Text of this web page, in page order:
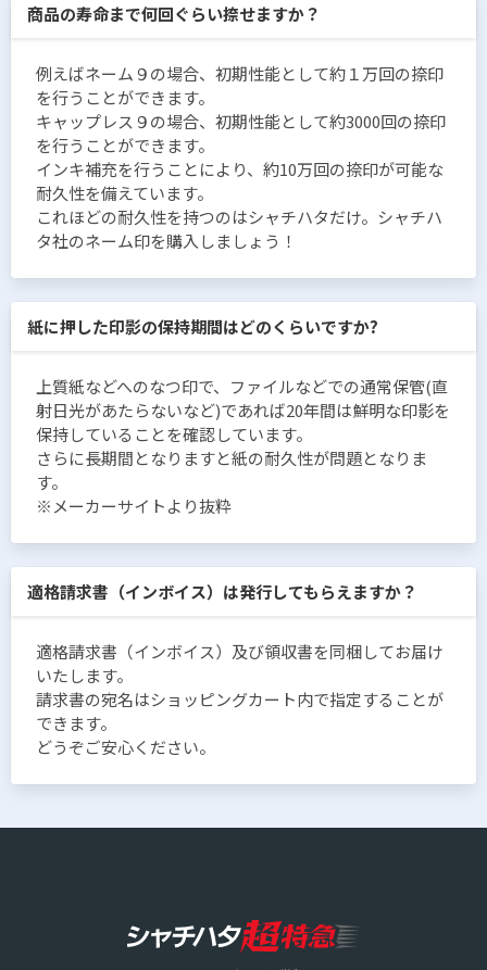
商品の寿命まで何回ぐらい捺せますか？
例えばネーム９の場合、初期性能として約１万回の捺印
を行うことができます。
キャップレス９の場合、初期性能として約3000回の捺印
を行うことができます。
インキ補充を行うことにより、約10万回の捺印が可能な
耐久性を備えています。
これほどの耐久性を持つのはシャチハタだけ。シャチハ
タ社のネーム印を購入しましょう！
紙に押した印影の保持期間はどのくらいですか?
上質紙などへのなつ印で、ファイルなどでの通常保管(直
射日光があたらないなど)であれば20年間は鮮明な印影を
保持していることを確認しています。
さらに長期間となりますと紙の耐久性が問題となりま
す。
※メーカーサイトより抜粋
適格請求書（インボイス）は発行してもらえますか？
適格請求書（インボイス）及び領収書を同梱してお届け
いたします。
請求書の宛名はショッピングカート内で指定することが
できます。
どうぞご安心ください。